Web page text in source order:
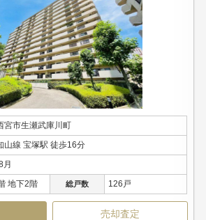
宮市生瀬武庫川町
山線 宝塚駅 徒歩16分
月
地下2階 総戸数 126戸
売却査定